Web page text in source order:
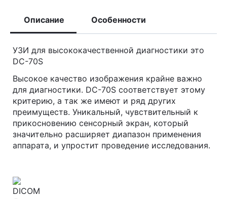
Описание Особенности
УЗИ для высококачественной диагностики это
DC-70S
Высокое качество изображения крайне важно
для диагностики. DC-70S соответствует этому
критерию, а так же имеют и ряд других
преимуществ. Уникальный, чувствительный к
прикосновению сенсорный экран, который
значительно расширяет диапазон применения
аппарата, и упростит проведение исследования.
DICOM